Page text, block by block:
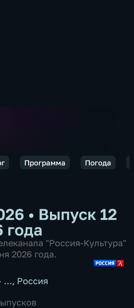
Программа Погода
• Выпуск 12
года
"Россия-Культура"
2026 года.
…, Россия